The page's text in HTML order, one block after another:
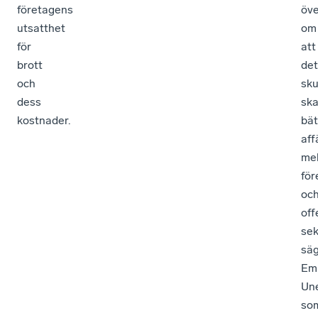
företagens
utsatthet
för
brott
och
dess
kostnader.
om
att
det